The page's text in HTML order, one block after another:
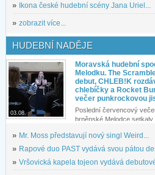
»
Ikona české hudební scény Jana Uriel...
» zobrazit více...
HUDEBNÍ NADĚJE
03.08.
Moravská hudební
Melodku. The
debut, CHLEB!K
chlebíčky a Rocket
večer punkrockovou
Poslední červencový
brněnské Melodce setkaly
» Mr. Moss představují nový singl Weird...
» Rapové duo PAST vydává svou pátou
» Vršovická kapela tojeon vydává